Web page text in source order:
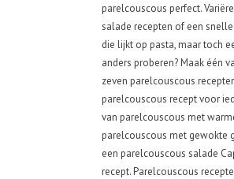
parelcouscous perfect.
salade recepten of een
die lijkt op pasta, maar toch
anders proberen? Maak één
zeven parelcouscous
parelcouscous recept voor
van parelcouscous met
parelcouscous met gewokte
een parelcouscous salade
recept. Parelcouscous